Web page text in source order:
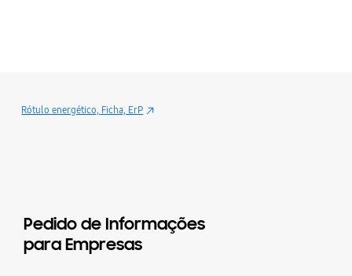
Rótulo energético, Ficha, ErP
Pedido de Informações
para Empresas